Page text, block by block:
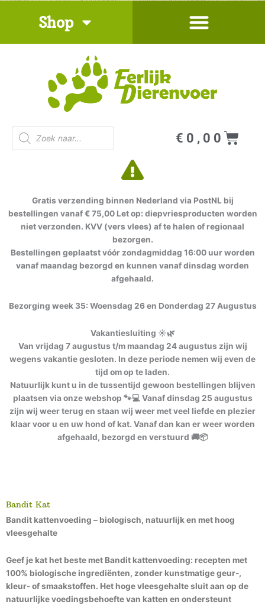
inhoud
Shop
Producten
zoeken
€ 0,00
Gratis verzending binnen Nederland via PostNL bij
bestellingen vanaf € 75,00 Let op: diepvriesproducten worden
niet verzonden. KVV (vers vlees) af te halen of regionaal
bezorgen.
Bestellingen geplaatst vóór zondagmiddag 16:00 uur worden
vanaf maandag bezorgd en kunnen vanaf dinsdag worden
afgehaald.
Bezorging week 35: Woensdag 26 en Donderdag 27 Augustus
Vakantiesluiting ☀️🌿
Van vrijdag 7 augustus t/m maandag 24 augustus zijn wij
wegens vakantie gesloten. In deze periode nemen wij even de
tijd om op te laden.
Natuurlijk kunt u in de tussentijd gewoon bestellingen blijven
plaatsen via onze webshop 🐾💻 Vanaf dinsdag 25 augustus
zijn wij weer terug en staan wij weer met veel liefde en plezier
klaar voor u en uw hond of kat. Vanaf dan kan er weer worden
afgehaald, bezorgd en verstuurd 🚚📦
Bandit Kat
Bandit kattenvoeding – biologisch, natuurlijk en met hoog
vleesgehalte
Geef je kat het beste met Bandit kattenvoeding: recepten met
100% biologische ingrediënten, zonder kunstmatige geur-,
kleur- of smaakstoffen. Het hoge vleesgehalte sluit aan op de
natuurlijke voedingsbehoefte van katten en ondersteunt